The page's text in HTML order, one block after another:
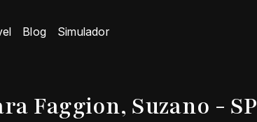
Simulador
Blog
Faggion, Suzano - SP